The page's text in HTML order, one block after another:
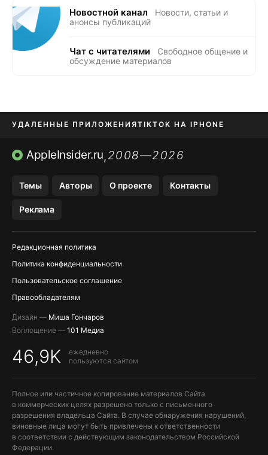
Новостной канал
Новости, статьи и
анонсы публикаций
Чат с читателями
Свободное общение и
обсуждение материалов
УДАЛЕННЫЕ ПРИЛОЖЕНИЯTIKTOK НА IPHONE
ПРИЛОЖЕНИЯ БЕЗ APP STORE
AppleInsider.ru,2008—2026
Темы Авторы О проекте Контакты
Реклама
Редакционная политика
Политика конфиденциальности
Пользовательское соглашение
Правообладателям
Дизайн — Миша Гончаров
Воплощение — 101 Медиа
46,9K
ежедневно
пользуются сайтом
Полное или частичное копирование материалов Сайта
в коммерческих целях разрешено только с письменного
разрешения владельца Сайта. В случае обнаружения нарушений,
виновные лица могут быть привлечены к ответственности
в соответствии с действующим законодательством Российской
Федерации.